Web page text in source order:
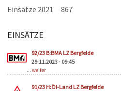
Einsätze 2021 867
EINSÄTZE
92/23 B:BMA LZ Bergfelde
29.11.2023 - 09:45
... weiter
91/23 H:Öl-Land LZ Bergfelde
Seiten